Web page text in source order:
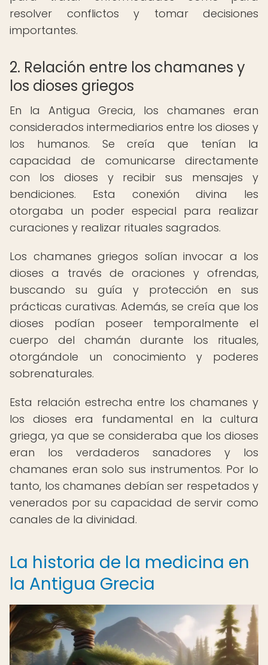
resolver conflictos y tomar decisiones
importantes.
2. Relación entre los chamanes y
los dioses griegos
En la Antigua Grecia, los chamanes eran
considerados intermediarios entre los dioses y
los humanos. Se creía que tenían la
capacidad de comunicarse directamente
con los dioses y recibir sus mensajes y
bendiciones. Esta conexión divina les
otorgaba un poder especial para realizar
curaciones y realizar rituales sagrados.
Los chamanes griegos solían invocar a los
dioses a través de oraciones y ofrendas,
buscando su guía y protección en sus
prácticas curativas. Además, se creía que los
dioses podían poseer temporalmente el
cuerpo del chamán durante los rituales,
otorgándole un conocimiento y poderes
sobrenaturales.
Esta relación estrecha entre los chamanes y
los dioses era fundamental en la cultura
griega, ya que se consideraba que los dioses
eran los verdaderos sanadores y los
chamanes eran solo sus instrumentos. Por lo
tanto, los chamanes debían ser respetados y
venerados por su capacidad de servir como
canales de la divinidad.
La historia de la medicina en
la Antigua Grecia